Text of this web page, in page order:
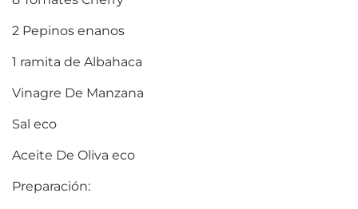
2 Pepinos enanos
1 ramita de Albahaca
Vinagre De Manzana
Sal eco
Aceite De Oliva eco
Preparación: